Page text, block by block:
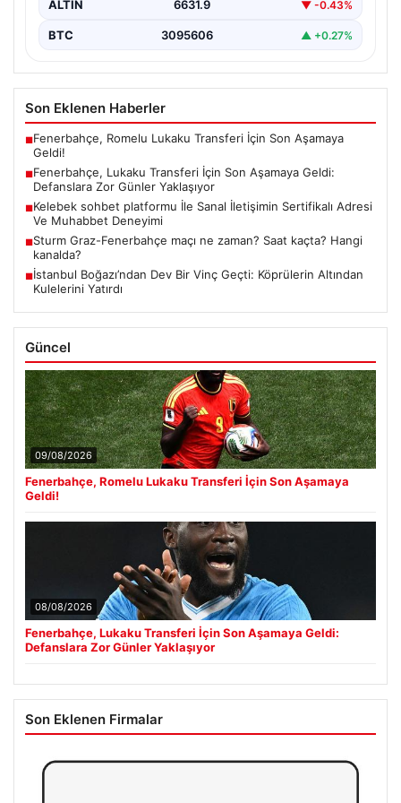
ALTIN 6631.9 ▼ -0.43%
BTC 3095606 ▲ +0.27%
Son Eklenen Haberler
■Fenerbahçe, Romelu Lukaku Transferi İçin Son Aşamaya
Geldi!
■Fenerbahçe, Lukaku Transferi İçin Son Aşamaya Geldi:
Defanslara Zor Günler Yaklaşıyor
■Kelebek sohbet platformu İle Sanal İletişimin Sertifikalı Adresi
Ve Muhabbet Deneyimi
■Sturm Graz-Fenerbahçe maçı ne zaman? Saat kaçta? Hangi
kanalda?
■İstanbul Boğazı’ndan Dev Bir Vinç Geçti: Köprülerin Altından
Kulelerini Yatırdı
Güncel
09/08/2026
Fenerbahçe, Romelu Lukaku Transferi İçin Son Aşamaya
Geldi!
08/08/2026
Fenerbahçe, Lukaku Transferi İçin Son Aşamaya Geldi:
Defanslara Zor Günler Yaklaşıyor
Son Eklenen Firmalar